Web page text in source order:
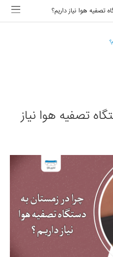
تصفیه هوا نیاز داریم؟
تصفیه هوا نیاز